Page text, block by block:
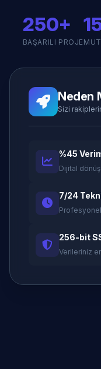
250+
BAŞARILI PROJE
Neden
Sizi
%45
Dijital
7/24
256-bit
Verileriniz